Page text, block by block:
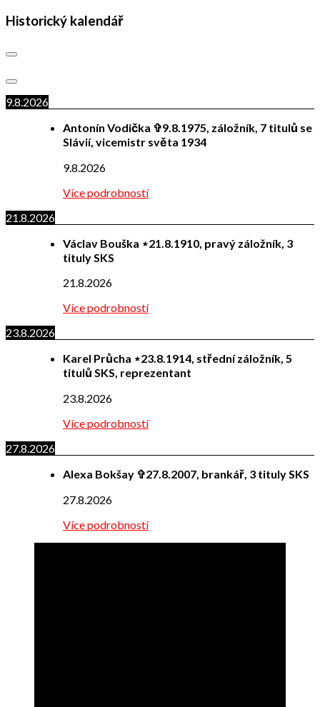
Historický kalendář
9.8.2026
Antonín Vodička ✞9.8.1975, záložník, 7 titulů se
Slávií, vicemistr světa 1934
9.8.2026
Více podrobností
21.8.2026
Václav Bouška ⋆21.8.1910, pravý záložník, 3
tituly SKS
21.8.2026
Více podrobností
23.8.2026
Karel Průcha ⋆23.8.1914, střední záložník, 5
titulů SKS, reprezentant
23.8.2026
Více podrobností
27.8.2026
Alexa Bokšay ✞27.8.2007, brankář, 3 tituly SKS
27.8.2026
Více podrobností